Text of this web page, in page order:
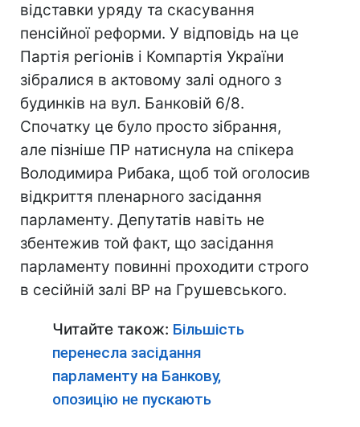
відставки уряду та скасування
пенсійної реформи. У відповідь на це
Партія регіонів і Компартія України
зібралися в актовому залі одного з
будинків на вул. Банковій 6/8.
Спочатку це було просто зібрання,
але пізніше ПР натиснула на спікера
Володимира Рибака, щоб той оголосив
відкриття пленарного засідання
парламенту. Депутатів навіть не
збентежив той факт, що засідання
парламенту повинні проходити строго
в сесійній залі ВР на Грушевського.
Читайте також: Більшість
перенесла засідання
парламенту на Банкову,
опозицію не пускають